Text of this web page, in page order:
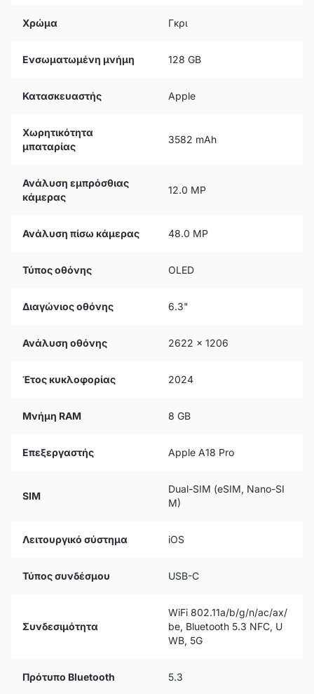
Χρώμα Γκρι
Ενσωματωμένη μνήμη 128 GB
Κατασκευαστής Apple
Χωρητικότητα
μπαταρίας
3582 mAh
Ανάλυση εμπρόσθιας
κάμερας
12.0 MP
Ανάλυση πίσω κάμερας 48.0 MP
Τύπος οθόνης OLED
Διαγώνιος οθόνης 6.3"
Ανάλυση οθόνης 2622 x 1206
Έτος κυκλοφορίας 2024
Μνήμη RAM 8 GB
Επεξεργαστής Apple A18 Pro
SIM
Dual-SIM (eSIM, Nano-SI
M)
Λειτουργικό σύστημα iOS
Τύπος συνδέσμου USB-C
Συνδεσιμότητα
WiFi 802.11a/b/g/n/ac/ax/
be, Bluetooth 5.3 NFC, U
WB, 5G
Πρότυπο Bluetooth 5.3